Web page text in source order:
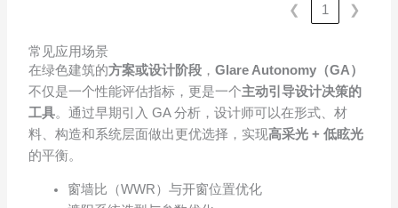
❮ 1 ❯
常见应用场景
在绿色建筑的方案或设计阶段 ，Glare Autonomy（GA）
不仅是一个性能评估指标，更是一个主动引导设计决策的
工具。通过早期引入 GA 分析，设计师可以在形式、材
料、构造和系统层面做出更优选择，实现高采光 + 低眩光
的平衡。
窗墙比（WWR）与开窗位置优化